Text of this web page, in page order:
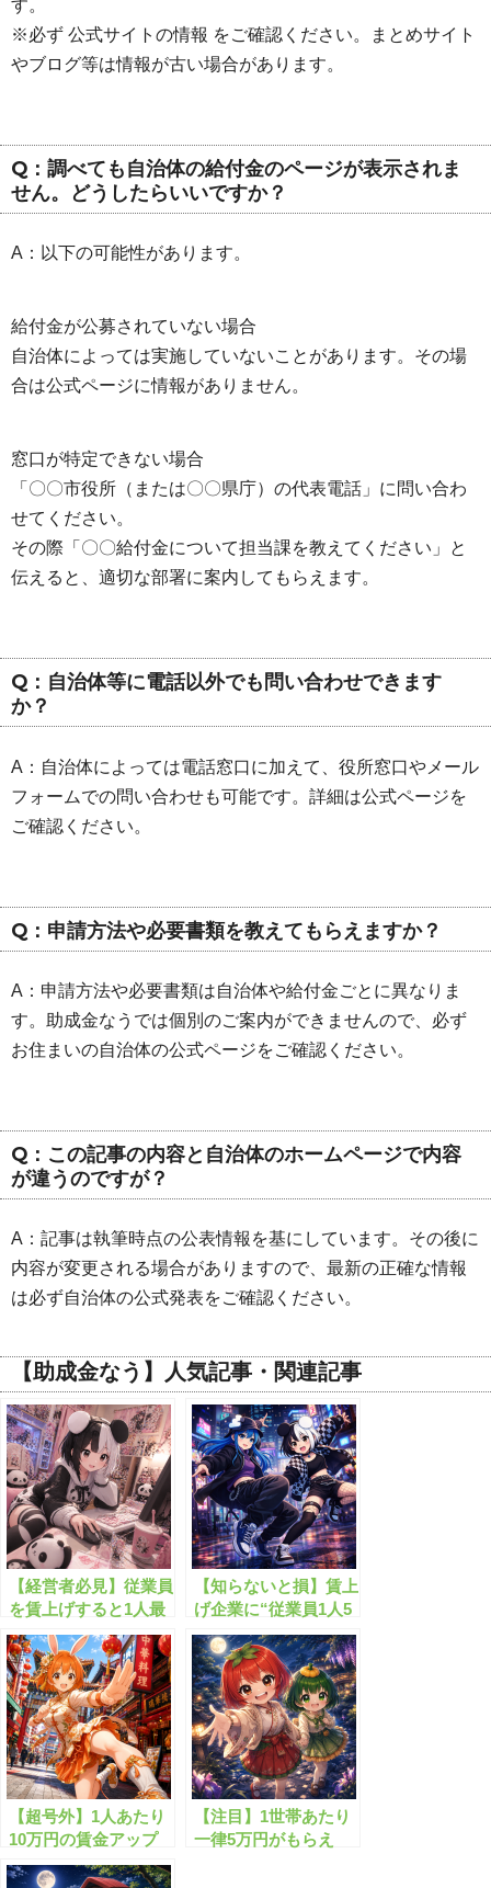
す。
※必ず 公式サイトの情報 をご確認ください。まとめサイト
やブログ等は情報が古い場合があります。
Q：調べても自治体の給付金のページが表示されま
せん。どうしたらいいですか？
A：以下の可能性があります。
給付金が公募されていない場合
自治体によっては実施していないことがあります。その場
合は公式ページに情報がありません。
窓口が特定できない場合
「〇〇市役所（または〇〇県庁）の代表電話」に問い合わ
せてください。
その際「〇〇給付金について担当課を教えてください」と
伝えると、適切な部署に案内してもらえます。
Q：自治体等に電話以外でも問い合わせできます
か？
A：自治体によっては電話窓口に加えて、役所窓口やメール
フォームでの問い合わせも可能です。詳細は公式ページを
ご確認ください。
Q：申請方法や必要書類を教えてもらえますか？
A：申請方法や必要書類は自治体や給付金ごとに異なりま
す。助成金なうでは個別のご案内ができませんので、必ず
お住まいの自治体の公式ページをご確認ください。
Q：この記事の内容と自治体のホームページで内容
が違うのですが？
A：記事は執筆時点の公表情報を基にしています。その後に
内容が変更される場合がありますので、最新の正確な情報
は必ず自治体の公式発表をご確認ください。
【助成金なう】人気記事・関連記事
【経営者必見】従業員
を賃上げすると1人最
大5万円・最大50万円
の支援金が受けられる
制度とは？
【知らないと損】賃上
げ企業に“従業員1人5
万円”の給付金
【超号外】1人あたり
10万円の賃金アップ
給付金が始まります！
【注目】1世帯あたり
一律5万円がもらえ